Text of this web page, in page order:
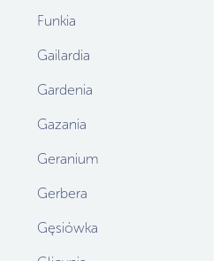
Funkia
Gailardia
Gardenia
Gazania
Geranium
Gerbera
Gęsiówka